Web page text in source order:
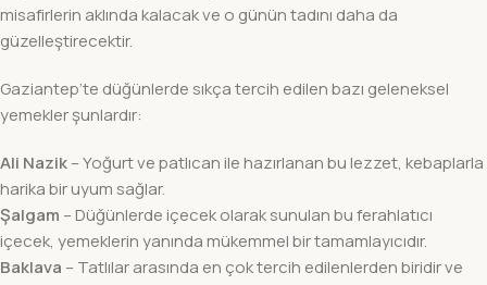
misafirlerin aklında kalacak ve o günün tadını daha da
güzelleştirecektir.
Gaziantep’te düğünlerde sıkça tercih edilen bazı geleneksel
yemekler şunlardır:
Ali Nazik– Yoğurt ve patlıcan ile hazırlanan bu lezzet, kebaplarla
harika bir uyum sağlar.
Şalgam – Düğünlerde içecek olarak sunulan bu ferahlatıcı
içecek, yemeklerin yanında mükemmel bir tamamlayıcıdır.
Baklava – Tatlılar arasında en çok tercih edilenlerden biridir ve